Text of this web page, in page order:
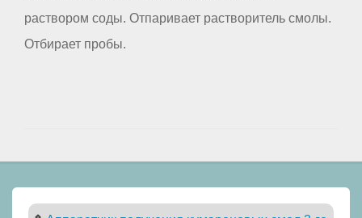
раствором соды. Отпаривает растворитель смолы.
Отбирает пробы.